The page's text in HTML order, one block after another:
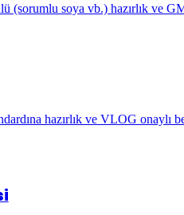
soya vb.) hazırlık ve
hazırlık ve VLOG onaylı